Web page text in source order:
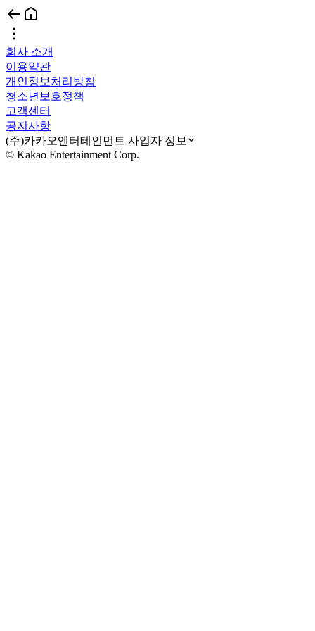
회사 소개
이용약관
개인정보처리방침
청소년보호정책
고객센터
공지사항
(주)카카오엔터테인먼트 사업자 정보
© Kakao Entertainment Corp.